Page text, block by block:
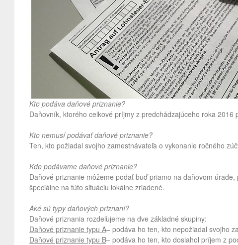
Kto podáva daňové priznanie?
Daňovník, ktorého celkové príjmy z predchádzajúceho roka
Kto nemusí podávať daňové priznanie?
Ten, kto požiadal svojho zamestnávateľa o vykonanie ročného
Kde podávame daňové priznanie?
Daňové priznanie môžeme podať buď priamo na daňovom
špeciálne na túto situáciu lokálne zriadené.
Aké sú typy daňových priznaní?
Daňové priznania rozdeľujeme na dve základné skupiny:
Daňové priznanie typu A– podáva ho ten, kto nepožiadal svojho
Daňové priznanie typu B– podáva ho ten, kto dosiahol príjem z